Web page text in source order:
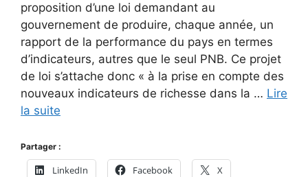
proposition d’une loi demandant au
gouvernement de produire, chaque année, un
rapport de la performance du pays en termes
d’indicateurs, autres que le seul PNB. Ce projet
de loi s’attache donc « à la prise en compte des
nouveaux indicateurs de richesse dans la … Lire
la suite
Partager :
LinkedIn Facebook X